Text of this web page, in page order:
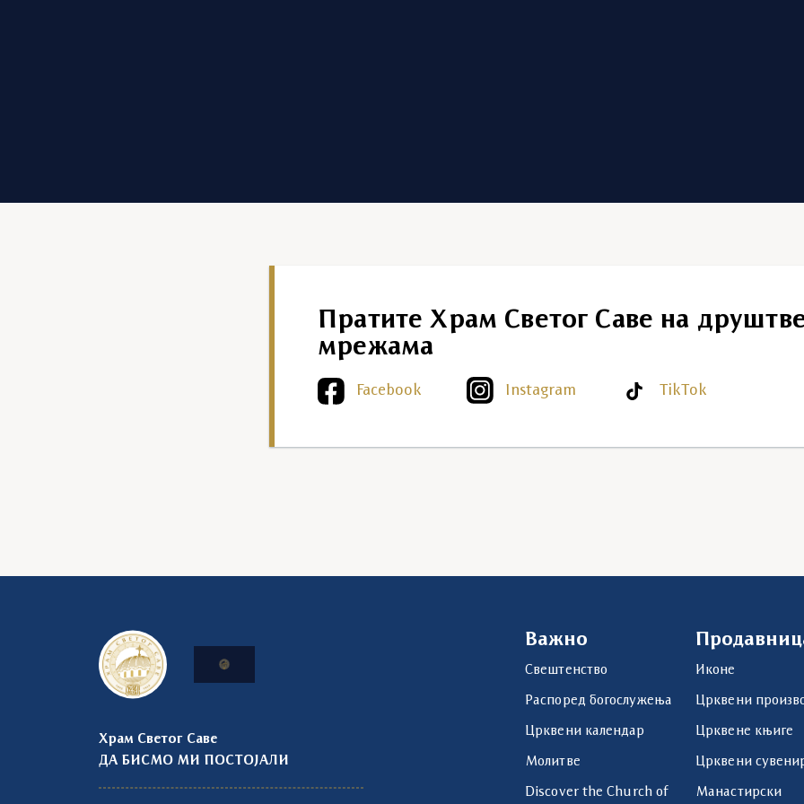
Пратите Храм Светог Саве на
мрежама
Facebook Instagram TikTok
Храм Светог Саве
ДА БИСМО МИ ПОСТОЈАЛИ
Важно
Свештенство
Распоред богослужења
Црквени календар
Молитве
Discover the Church of
Иконе
Црквени
Црквене књиге
Црквени
Манастирски